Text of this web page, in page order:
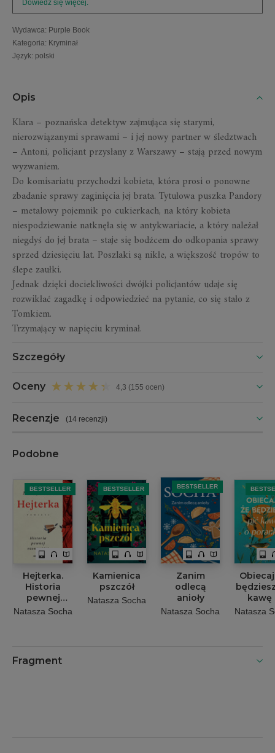
Dowiedz się więcej.
Wydawca: Purple Book
Kategoria: Kryminał
Język: polski
Opis
Klara – poznańska detektyw zajmująca się starymi,
nierozwiązanymi sprawami – i jej nowy partner w śledztwach
– Antoni, policjant przysłany z Warszawy – stają przed nowym
wyzwaniem.
Do komisariatu przychodzi kobieta, która prosi o ponowne
zbadanie sprawy zaginięcia jej brata. Tytułowa puszka Pandory
– metalowy pojemnik po cukierkach, na który kobieta
niespodziewanie natknęła się w antykwariacie, a który należał
niegdyś do jej brata – staje się bodźcem do odkopania sprawy
sprzed dziesięciu lat. Poszlaki są nikłe, a większość tropów to
ślepe zaułki.
Jednak dzięki dociekliwości dwójki policjantów udaje się
rozwikłać zagadkę i odpowiedzieć na pytanie, co się stało z
Tomkiem.
Trzymający w napięciu kryminał.
Szczegóły
Oceny 4,3 (155 ocen)
Recenzje (14 recenzji)
Podobne
BESTSELLER
Hejterka.
Historia
pewnej
nienawiści
Natasza Socha
BESTSELLER
Kamienica
pszczół
Natasza Socha
BESTSELLER
Zanim
odlecą
anioły
Natasza Socha
kawę
Natasza
Fragment